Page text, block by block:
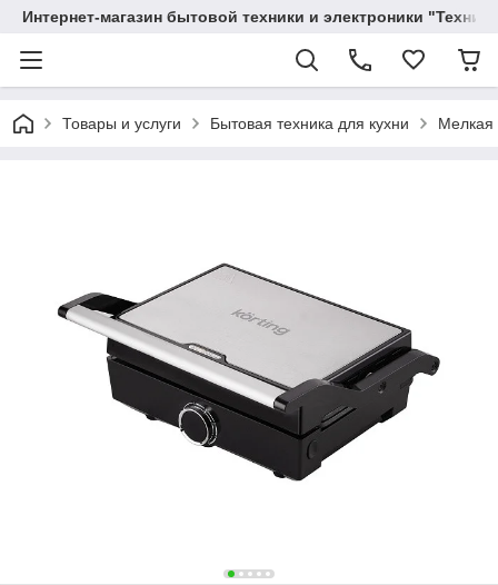
Интернет-магазин бытовой техники и электроники
Товары и услуги Бытовая техника для кухни Мелкая